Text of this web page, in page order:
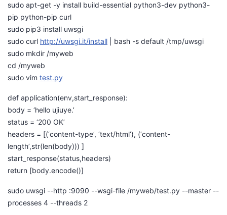
程
认
的
我
藏
术
支
持
云
声
建
议
sudo apt-get -y install build-essential python3-dev python3-
pip python-pip curl
sudo pip3 install uwsgi
sudo curl http://uwsgi.it/install | bash -s default /tmp/uwsgi
sudo mkdir /myweb
cd /myweb
sudo vim test.py
def application(env,start_response):
body = ‘hello ujiuye.’
status = ‘200 OK’
headers = [(‘content-type’, ‘text/html’), (‘content-
length’,str(len(body))) ]
start_response(status,headers)
return [body.encode()]
sudo uwsgi --http :9090 --wsgi-file /myweb/test.py --master --
processes 4 --threads 2